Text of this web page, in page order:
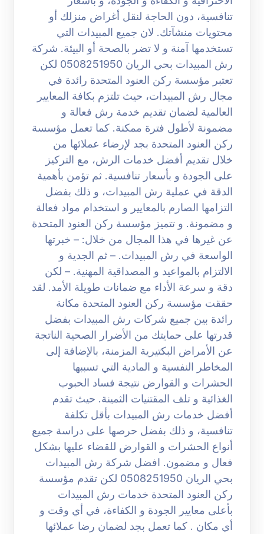
تنافسية، دون الحاجة لنقل أغراض منزلك أو
محتويات منشآتك. لان جميع المبيدات التي
تستخدمها آمنة و لا تضر بالصحة أو البيئة. شركة
رش المبيدات بحي الريان 0508251950 لكن
تعتبر مؤسسة ركن العنود المتحدة رائدة في
مجال رش المبيدات، حيث تلتزم بكافة المعايير
العالمية لضمان تقديم خدمة رش فعالة و
مضمونة لأطول فترة ممكنة. كما تعمل مؤسسة
ركن العنود المتحدة بجد لإرضاء عملائها من
خلال تقديم أفضل خدمات الرش، مع التركيز
على الجودة و بأسعار تنافسية. ثم تؤمن بأهمية
الدقة في عملية رش المبيدات، و ذلك بفضل
التزامها الصارم بالمعايير و استخدام مواد فعالة
و مضمونة. و تتميز مؤسسة ركن العنود المتحدة
عن غيرها في هذا المجال من خلال: – خبرتها
الواسعة في رش المبيدات. – ثم الجدية و
الالتزام بالمواعيد و المصداقية المهنية. – لكن
دقة و سرعة الأداء مع ضمانات طويلة الأمد. لقد
حققت مؤسسة ركن العنود المتحدة مكانة
رائدة بين جميع شركات رش المبيدات بفضل
قدرتها على حمايتك من الأضرار الصحية الناتجة
عن الأمراض البكتيرية المزمنة، بالإضافة إلى
المخاطر النفسية و المادية التي تسببها
الحشرات و القوارض نتيجة فساد الحبوب
الغذائية و تلف المقتنيات الثمينة. حيث تقدم
أفضل خدمات رش المبيدات بأقل تكلفة
تنافسية، و ذلك بفضل حرصها على دراسة جميع
أنواع الحشرات و القوارض للقضاء عليها بشكل
فعال و مضمون. افضل شركة رش المبيدات
بحي الريان 0508251950 لكن تقدم مؤسسة
ركن العنود المتحدة خدمات رش المبيدات
بأعلى معايير الجودة و الكفاءة، في أي وقت و
أي مكان . كما تعمل بجد لضمان رضا عملائها